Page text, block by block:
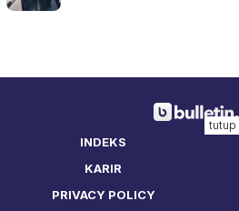
INDEKS
KARIR
PRIVACY POLICY
tutup